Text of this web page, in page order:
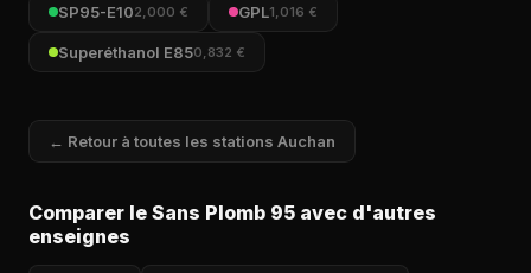
SP95-E102,000 € GPL1,016 €
Superéthanol E850,832 €
← Retour à toutes les stations Auchan
Comparer le Sans Plomb 95 avec d'autres
enseignes